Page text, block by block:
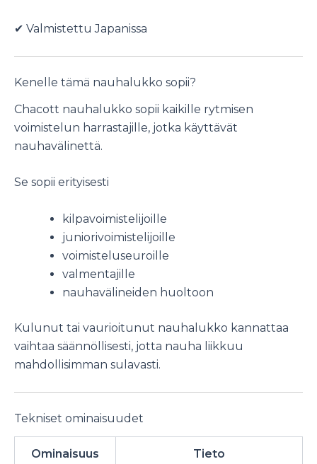
✔ Valmistettu Japanissa
Kenelle tämä nauhalukko sopii?
Chacott nauhalukko sopii kaikille rytmisen
voimistelun harrastajille, jotka käyttävät
nauhavälinettä.
Se sopii erityisesti
kilpavoimistelijoille
juniorivoimistelijoille
voimisteluseuroille
valmentajille
nauhavälineiden huoltoon
Kulunut tai vaurioitunut nauhalukko kannattaa
vaihtaa säännöllisesti, jotta nauha liikkuu
mahdollisimman sulavasti.
Tekniset ominaisuudet
Ominaisuus Tieto